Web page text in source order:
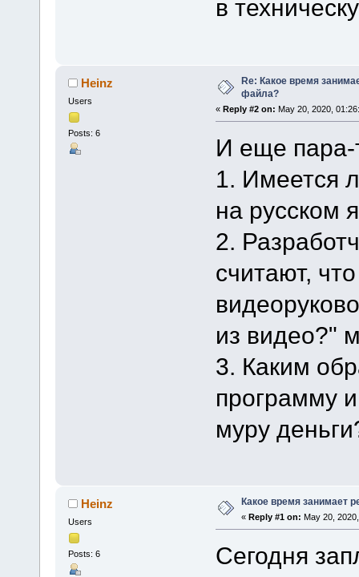
в
Heinz
Users
Posts: 6
Re: Какое время
файла?
« Reply #2 on: May 20, 2020,
И еще пара-
1. Имеется
на русском
2.
считают,
из видео?"
3. Каким
программу
муру
Heinz
Users
Posts: 6
Какое время занимает
« Reply #1 on: May 20,
Сегодня